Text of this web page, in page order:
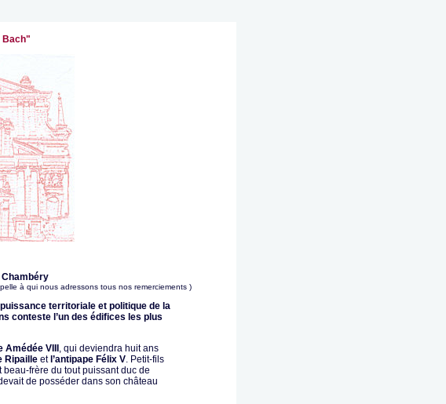
Bach"
Chambéry
à qui nous adressons tous nos remerciements )
territoriale et politique de la
conteste l’un des édifices les plus
Amédée VIII , qui deviendra huit ans
Ripaille et l’antipape Félix V. Petit-fils
frère du tout puissant duc de
de posséder dans son château